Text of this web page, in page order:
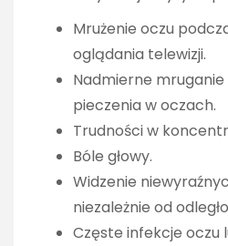
Mrużenie oczu
oglądania telewizji.
Nadmierne mruganie
pieczenia w oczach.
Trudności w
Bóle głowy.
Widzenie
niezależnie od
Częste infekcje oczu